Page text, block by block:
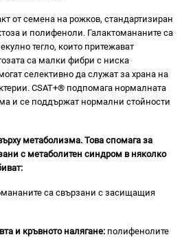
от семена на рожков, стандартизиран
и полифеноли. Галактомананите са
тегло, които притежават
са малки фибри с ниска
селективно да служат за храна на
CSAT+® подпомага нормалната
и се поддържат нормални стойности
метаболизма. Това спомага за
с метаболитен синдром в няколко
са свързани с засищащия
и кръвното налягане: полифенолите